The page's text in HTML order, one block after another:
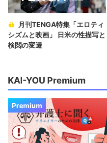
月刊TENGA特集「エロティ
シズムと映画」 日米の性描写と
検閲の変遷
KAI-YOU Premium
Premium